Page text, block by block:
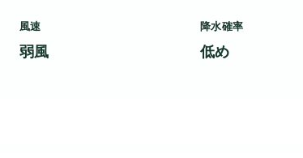
風速
弱風
降水確率
低め